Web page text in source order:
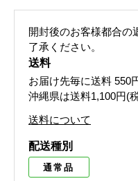
開封後のお客様都合の
了承ください。
送料
お届け先毎に送料 550
沖縄県は送料1,100円(
送料について
配送種別
通常品